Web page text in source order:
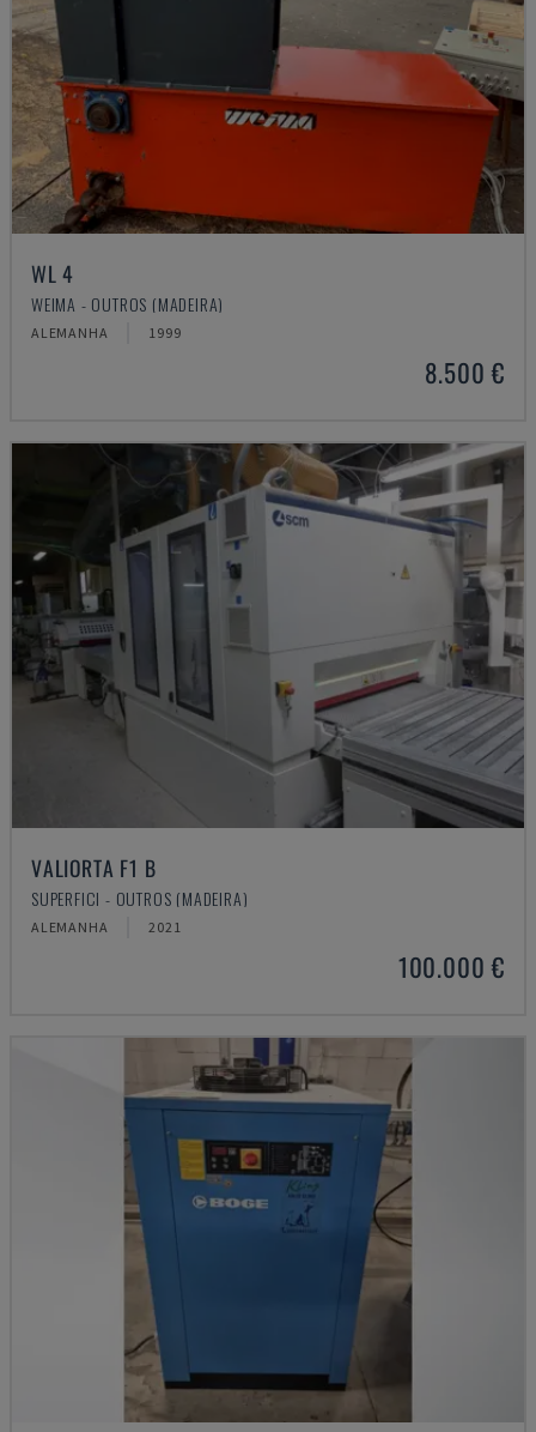
WL 4
WEIMA - OUTROS (MADEIRA)
ALEMANHA 1999
8.500 €
VALIORTA F1 B
SUPERFICI - OUTROS (MADEIRA)
ALEMANHA 2021
100.000 €